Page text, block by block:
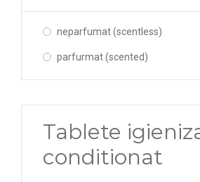
neparfumat (scentless)
parfurmat (scented)
Tablete
conditionat